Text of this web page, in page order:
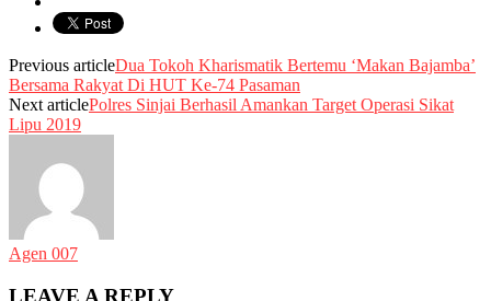
Previous articleDua Tokoh Kharismatik Bertemu ‘Makan Bajamba’
Bersama Rakyat Di HUT Ke-74 Pasaman
Next articlePolres Sinjai Berhasil Amankan Target Operasi Sikat
Lipu 2019
Agen 007
LEAVE A REPLY